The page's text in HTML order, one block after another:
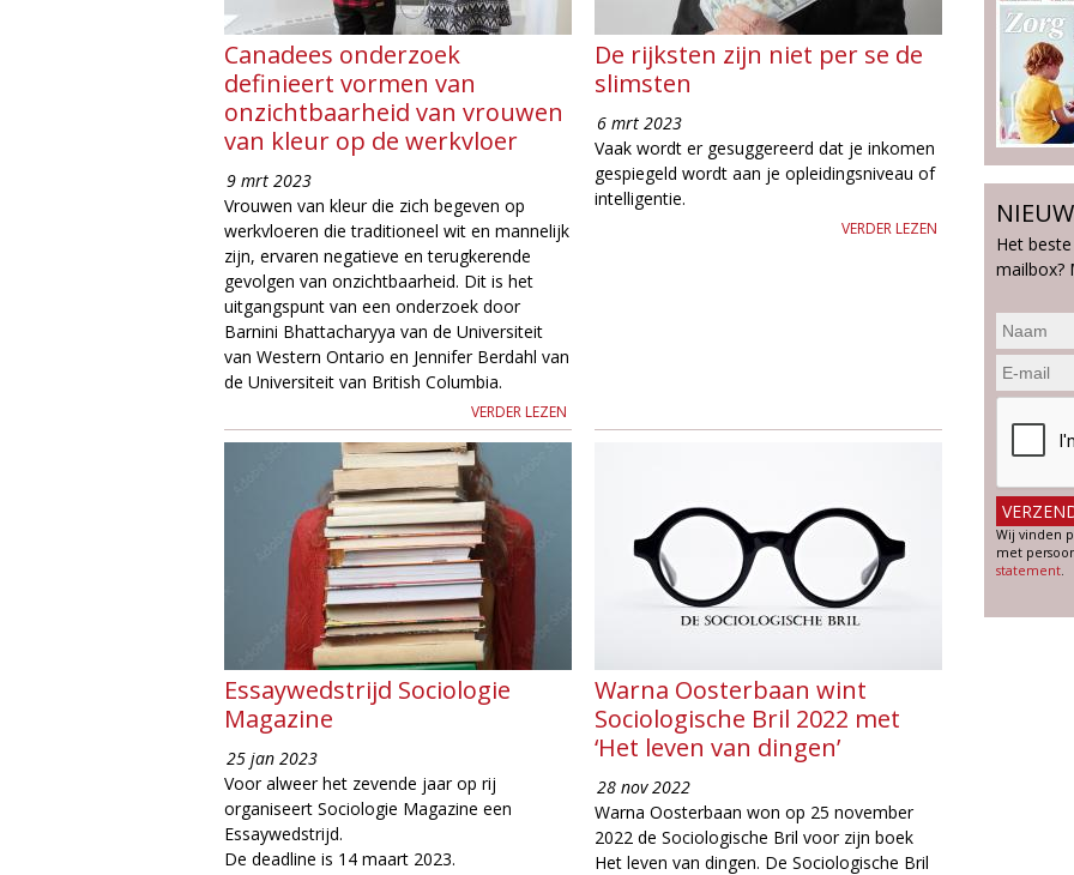
g
i
e
M
a
g
a
z
i
Canadees onderzoek
definieert vormen van
onzichtbaarheid van vrouwen
van kleur op de werkvloer
9 mrt 2023
Vrouwen van kleur die zich begeven op
werkvloeren die traditioneel wit en mannelijk
zijn, ervaren negatieve en terugkerende
gevolgen van onzichtbaarheid. Dit is het
uitgangspunt van een onderzoek door
Barnini Bhattacharyya van de Universiteit
van Western Ontario en Jennifer Berdahl van
de Universiteit van British Columbia.
VERDER LEZEN
De rijksten zijn niet per se de
slimsten
6 mrt 2023
Vaak wordt er gesuggereerd dat je inkomen
gespiegeld wordt aan je opleidingsniveau of
intelligentie.
VERDER LEZEN
Essaywedstrijd Sociologie
Magazine
25 jan 2023
Voor alweer het zevende jaar op rij
organiseert Sociologie Magazine een
Essaywedstrijd.
De deadline is 14 maart 2023.
Warna Oosterbaan wint
Sociologische Bril 2022 met
‘Het leven van dingen’
28 nov 2022
Warna Oosterbaan won op 25 november
2022 de Sociologische Bril voor zijn boek
Het leven van dingen. De Sociologische Bril
Het
mailbox?
Wij vinden
met
statement.